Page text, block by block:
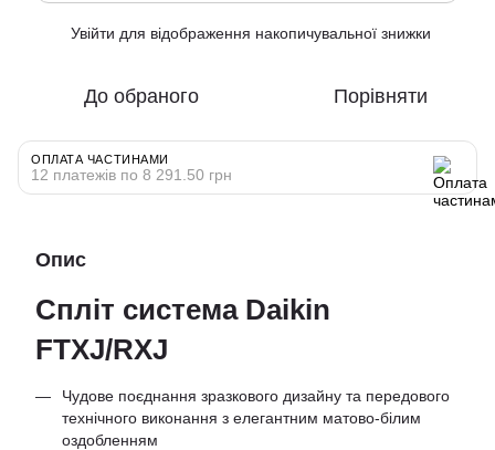
Увійти для відображення накопичувальної знижки
До обраного Порівняти
ОПЛАТА ЧАСТИНАМИ
12 платежів по 8 291.50 грн
Опис
Спліт система Daikin
FTXJ/RXJ
Чудове поєднання зразкового дизайну та передового
технічного виконання з елегантним матово-білим
оздобленням